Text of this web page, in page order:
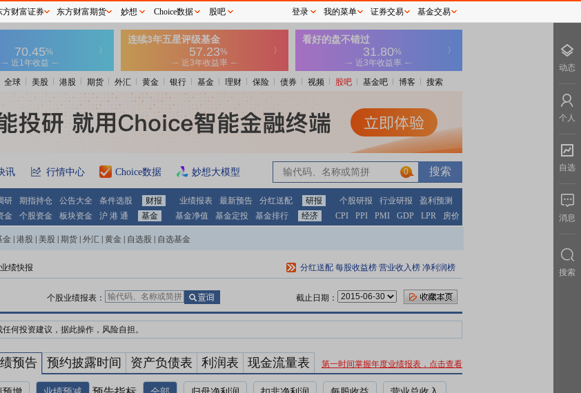
全球 美股 港股 期货 外汇 黄金 银行 基金 理财 保险 债券 视频 股吧 基金吧 博客 搜索
讯 行情中心 Choice数据 妙想大模型 0
研 期指持仓 公告大全 条件选股 财报 业绩报表 最新预告 分红送配 研报 个股研报 行业研报
盈利预测
金 个股资金 板块资金 沪 港 通 基金 基金净值 基金定投 基金排行 经济 CPI PPI PMI GDP LPR 房价
金 港股 美股 期货 外汇 黄金 自选股 自选基金
绩快报 分红送配 每股收益榜 营业收入榜 净利润榜
个股业绩报表： 截止日期：
何投资建议，据此操作，风险自担。
预告 预约披露时间 资产负债表 利润表 现金流量表 第一时间掌握年度业绩报表，点击查看
方财富证券 东方财富期货 妙想 Choice数据 股吧 登录 我的菜单 证券交易 基金交易
动态
个人
自选
消息
搜索